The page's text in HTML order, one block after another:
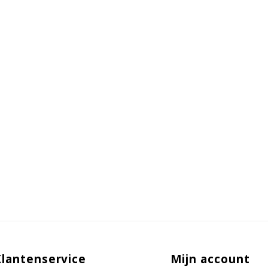
Mijn account